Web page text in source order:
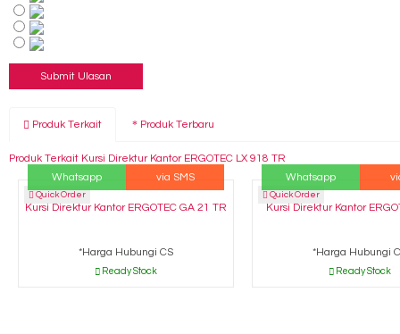
Produk Terkait Produk Terbaru
Produk Terkait Kursi Direktur Kantor ERGOTEC LX 918 TR
Quick Order
Whatsapp via SMS
Kursi Direktur Kantor ERGOTEC GA 21 TR
*Harga Hubungi CS
Ready Stock
Quick Order
Whatsapp
Kursi Direktur Kantor
*Harga Hubungi
Ready Stock